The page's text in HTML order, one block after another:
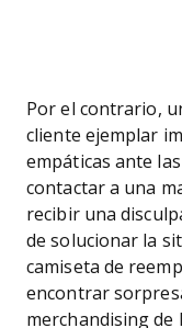
Por el contrario,
cliente ejemplar
empáticas ante
contactar a una
recibir una
de solucionar la
camiseta de
encontrar
merchandising de